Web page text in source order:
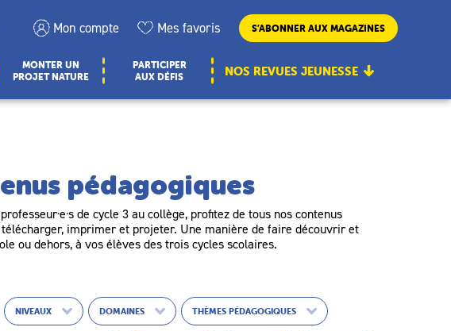
Mon compte Mes favoris S’ABONNER AUX MAGAZINES
MONTER UN
PROJET NATURE
PARTICIPER
AUX DÉFIS
NOS REVUES JEUNESSE
pédagogiques
de cycle 3 au collège, profitez de tous nos contenus
imprimer et projeter. Une manière de faire découvrir et
ou dehors, à vos élèves des trois cycles scolaires.
NIVEAUX DOMAINES THÈMES PÉDAGOGIQUES